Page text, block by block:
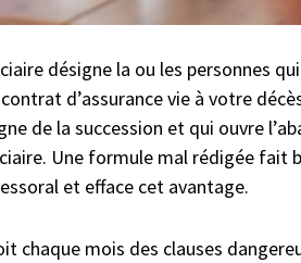
désigne la ou les personnes
d’assurance vie à votre
de la succession et qui ouvre
Une formule mal rédigée fait
et efface cet avantage.
chaque mois des clauses